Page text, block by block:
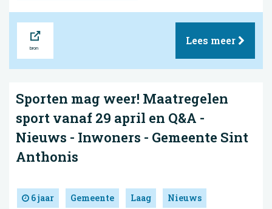
Lees meer
Sporten mag weer! Maatregelen
sport vanaf 29 april en Q&A -
Nieuws - Inwoners - Gemeente Sint
Anthonis
6 jaar Gemeente Laag Nieuws